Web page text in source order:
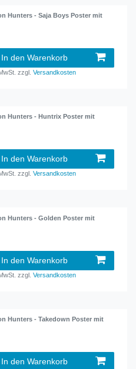
Hunters - Saja Boys Poster mit
In den Warenkorb
zzgl.Versandkosten
Hunters - Huntrix Poster mit
In den Warenkorb
zzgl.Versandkosten
Hunters - Golden Poster mit
In den Warenkorb
zzgl.Versandkosten
Hunters - Takedown Poster mit
In den Warenkorb